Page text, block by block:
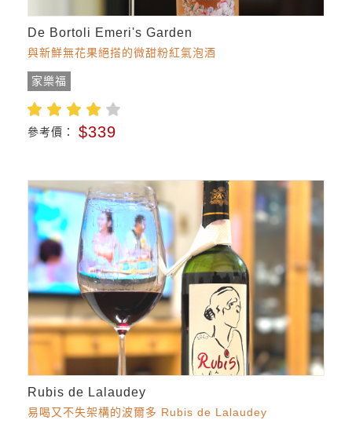
De Bortoli Emeri's Garden
與新鮮無花果絕搭的微甜粉紅氣泡酒
家樂福
參考價： $339
Rubis de Lalaudey
易喝又不失架構的波爾多 Rubis de Lalaudey